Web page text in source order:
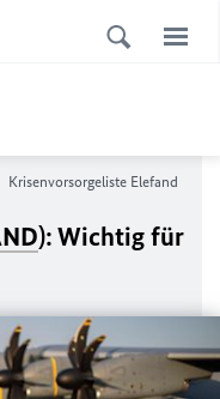
Krisenvorsorgeliste Elefand
): Wichtig für